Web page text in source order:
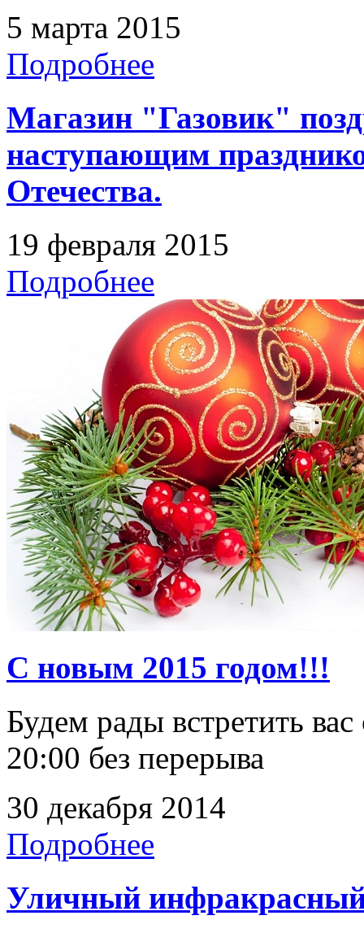
5 марта 2015
Подробнее
Магазин "Газовик"
наступающим
Отечества.
19 февраля 2015
Подробнее
С новым 2015 годом!!!
Будем рады встретить
20:00 без перерыва
30 декабря 2014
Подробнее
Уличный инфракрасный